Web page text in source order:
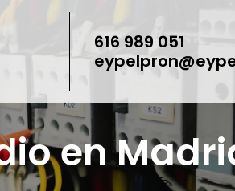
616 989 051
en